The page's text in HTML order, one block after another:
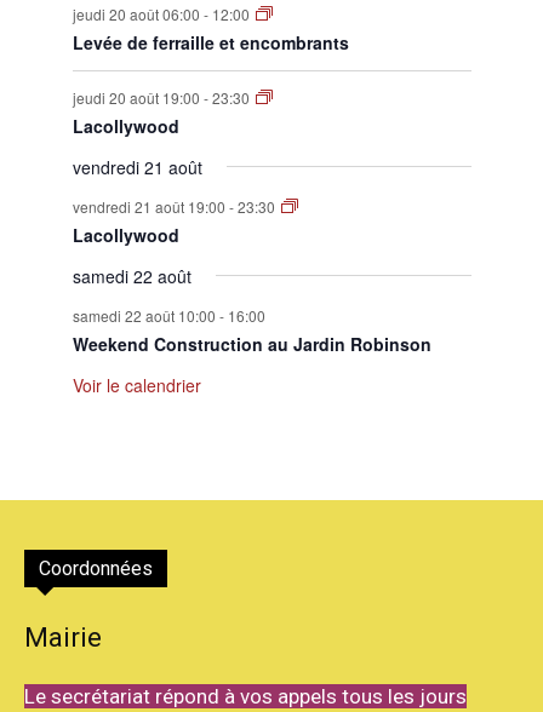
jeudi 20 août 06:00 - 12:00
Levée de ferraille et encombrants
jeudi 20 août 19:00 -23:30
Lacollywood
vendredi 21 août
vendredi 21 août 19:00 -23:30
Lacollywood
samedi 22 août
samedi 22 août 10:00 - 16:00
Weekend Construction au Jardin Robinson
Voir le calendrier
Coordonnées
Mairie
Le secrétariat répond à vos appels tous les jours